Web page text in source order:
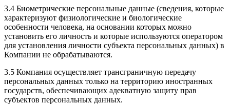
3.4 Биометрические персональные данные (сведения, которые
характеризуют физиологические и биологические
особенности человека, на основании которых можно
установить его личность и которые используются оператором
для установления личности субъекта персональных данных) в
Компании не обрабатываются.
3.5 Компания осуществляет трансграничную передачу
персональных данных только на территорию иностранных
государств, обеспечивающих адекватную защиту прав
субъектов персональных данных.